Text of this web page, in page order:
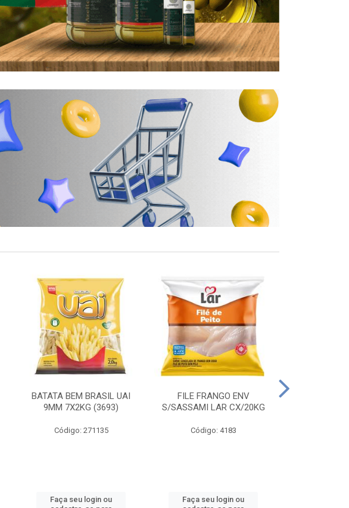
BATATA BEM BRASIL UAI
9MM 7X2KG (3693)
Código: 271135
Faça seu login ou
FILE FRANGO ENV
S/SASSAMI LAR CX/20KG
Código: 4183
Faça seu login ou